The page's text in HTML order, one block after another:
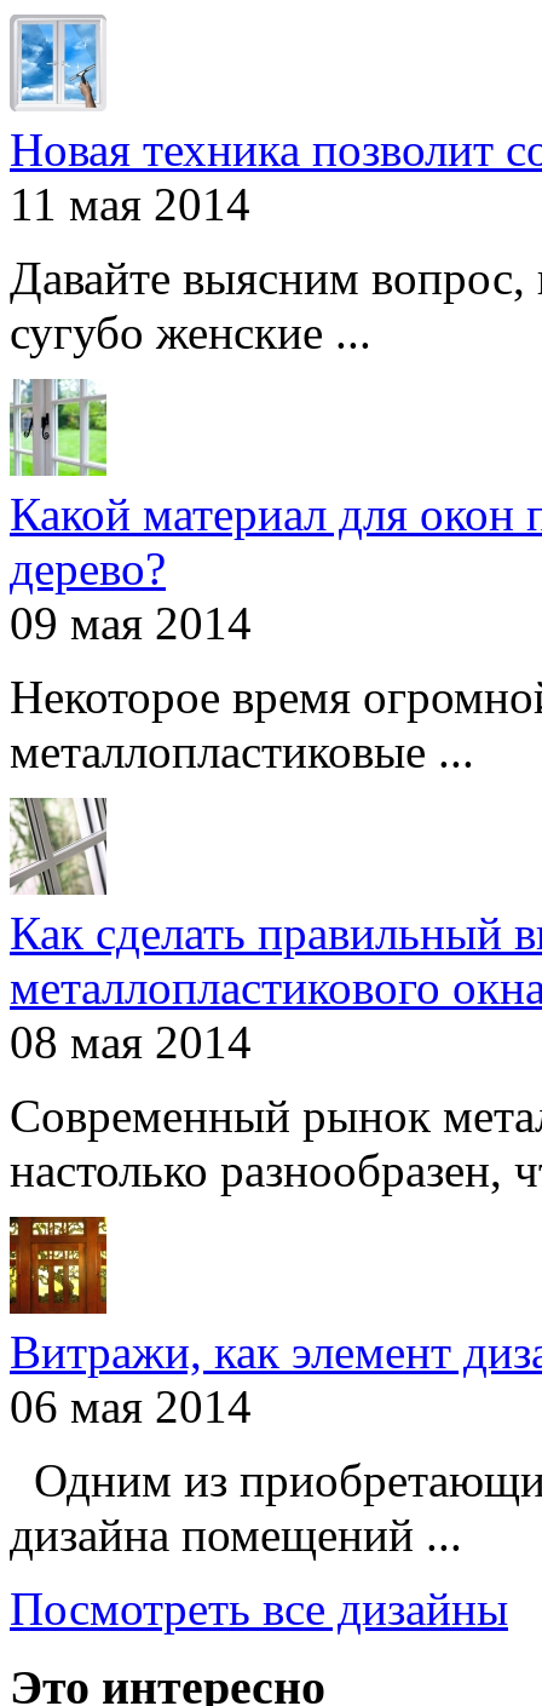
Новая техника позволит
11 мая 2014
Давайте выясним
сугубо женские ...
Какой материал для окон
дерево?
09 мая 2014
Некоторое время
металлопластиковые ...
Как сделать правильный
металлопластикового
08 мая 2014
Современный рынок
настолько разнообразен,
Витражи, как элемент
06 мая 2014
Одним из
дизайна помещений ...
Посмотреть все дизайны
Это интересно